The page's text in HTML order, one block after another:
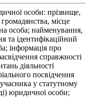
особи: прізвище,
громадянства, місце
особа; найменування,
та ідентифікаційний
інформація про
справжності
діяльності
посвідчення
у статутному
юридичної особи;